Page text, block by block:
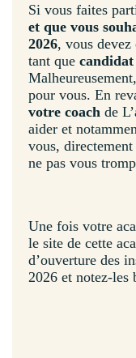
Si vous faites
et que vous
2026, vous
tant que
pour vous. En
votre coach de
aider et
vous,
ne pas vous
Une fois votre
le site de cette
d’ouverture des
2026 et notez-les